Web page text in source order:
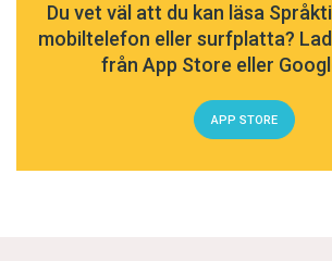
Du vet väl att du kan läsa
mobiltelefon eller surfplatta?
från App Store eller
APP STORE